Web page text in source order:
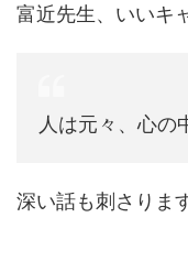
富近先生、いいキ
人は元々、心の
深い話も刺さりま